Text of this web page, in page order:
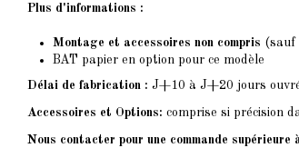
Plus d'informations :
Montage et accessoires non compris (sauf
BAT papier en option pour ce modèle
Délai de fabrication : J+10 à J+20 jours
Accessoires et Options: comprise si précision
Nous contacter pour une commande supérieure